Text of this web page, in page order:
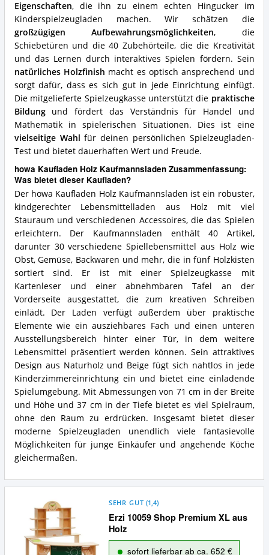
Eigenschaften, die ihn zu einem echten Hingucker im
Kinderspielzeugladen machen. Wir schätzen die
großzügigen Aufbewahrungsmöglichkeiten, die
Schiebetüren und die 40 Zubehörteile, die die Kreativität
und das Lernen durch interaktives Spielen fördern. Sein
natürliches Holzfinish macht es optisch ansprechend und
sorgt dafür, dass es sich gut in jede Einrichtung einfügt.
Die mitgelieferte Spielzeugkasse unterstützt die praktische
Bildungund fördert das Verständnis für Handel und
Mathematik in spielerischen Situationen. Dies ist eine
vielseitige Wahl
für deinen persönlichen Spielzeugladen-
Test und bietet dauerhaften Wert und Freude.
howa Kaufladen Holz Kaufmannsladen Zusammenfassung:
Was bietet dieser Kaufladen?
Der howa Kaufladen Holz Kaufmannsladen ist ein robuster,
kindgerechter Lebensmittelladen aus Holz mit viel
Stauraum und verschiedenen Accessoires, die das Spielen
erleichtern. Der Kaufmannsladen enthält 40 Artikel,
darunter 30 verschiedene Spiellebensmittel aus Holz wie
Obst, Gemüse, Backwaren und mehr, die in fünf Holzkisten
sortiert sind. Er ist mit einer Spielzeugkasse mit
Kartenleser und einer abnehmbaren Tafel an der
Vorderseite ausgestattet, die zum kreativen Schreiben
einlädt. Der Laden verfügt außerdem über praktische
Elemente wie ein ausziehbares Fach und einen unteren
Ausstellungsbereich hinter einer Tür, in dem weitere
Lebensmittel präsentiert werden können. Sein attraktives
Design aus Naturholz und Beige fügt sich nahtlos in jede
Kinderzimmereinrichtung ein und bietet eine einladende
Spielumgebung. Mit Abmessungen von 71 cm in der Breite
und Höhe und 37 cm in der Tiefe bietet es viel Spielraum,
ohne den Raum zu erdrücken. Insgesamt bietet dieser
moderne Spielzeugladen unendlich viele fantasievolle
Möglichkeiten für junge Einkäufer und angehende Köche
gleichermaßen.
Erzi 10059 Shop Premium XL aus
Holz
SEHR GUT (1,4)
sofort lieferbar ab ca. 652 €